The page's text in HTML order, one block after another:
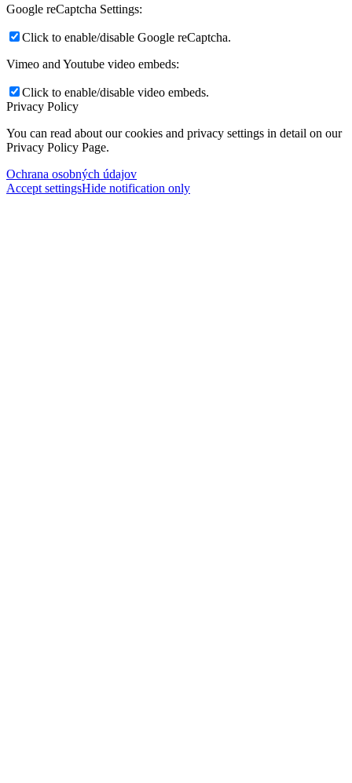
Google reCaptcha Settings:
Click to enable/disable Google reCaptcha.
Vimeo and Youtube video embeds:
Click to enable/disable video embeds.
Privacy Policy
You can read about our cookies and privacy settings in detail on our
Privacy Policy Page.
Ochrana osobných údajov
Accept settingsHide notification only